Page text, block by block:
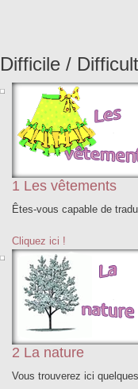
Difficile / Difficult
1 Les vêtements
Êtes-vous capable de
Cliquez ici !
2 La nature
Vous trouverez ici